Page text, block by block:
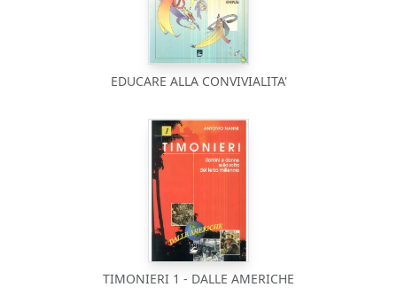
EDUCARE ALLA CONVIVIALITA'
TIMONIERI 1 - DALLE AMERICHE